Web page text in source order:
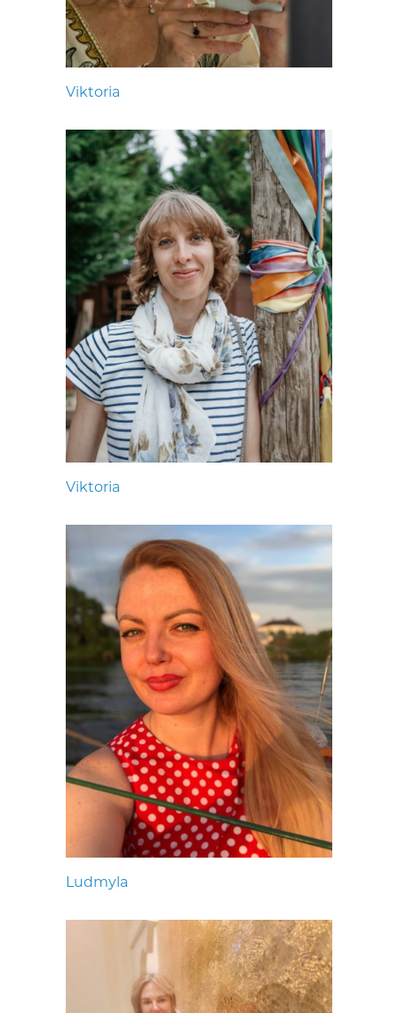
Viktoria
Viktoria
Ludmyla